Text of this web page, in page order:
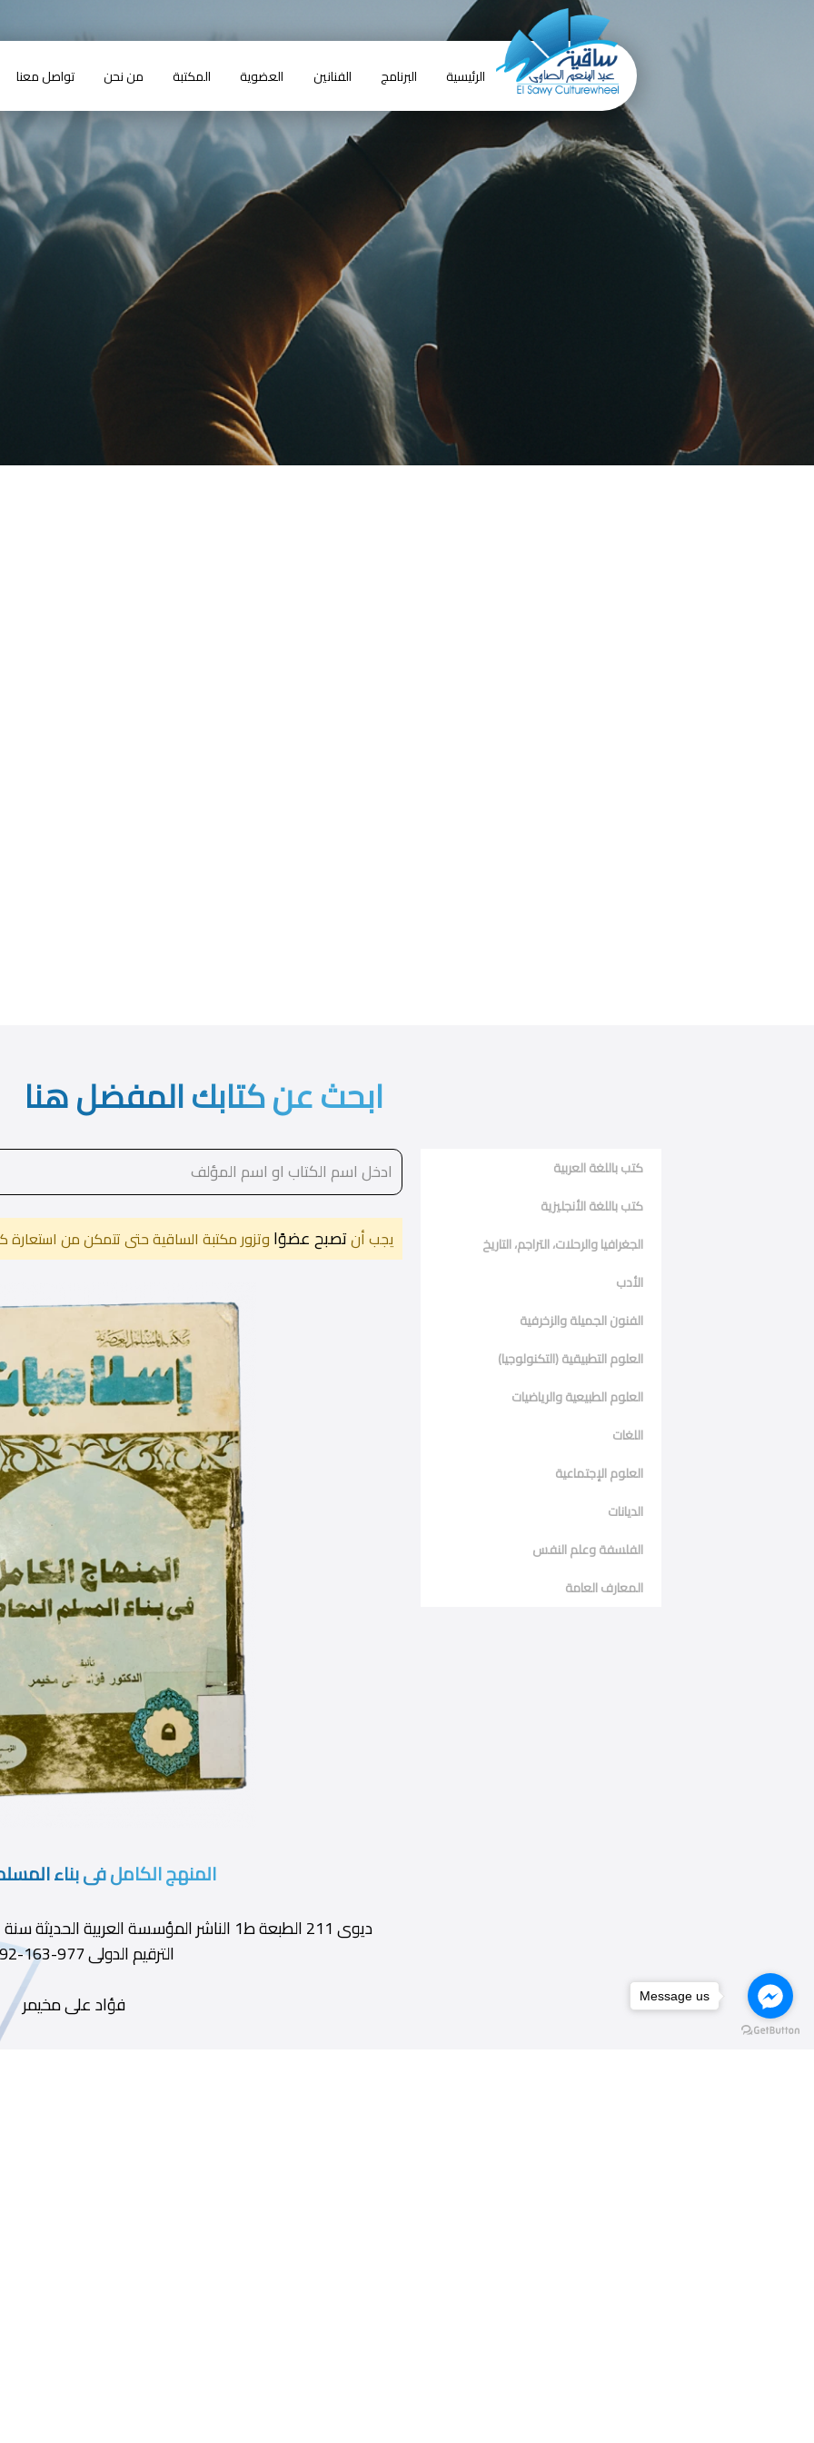
الرئيسية البرنامج الفنانين العضوية المكتبة من نحن تواصل معنا
ابحث عن كتابك المفضل هنا
كتب باللغة العربية
كتب باللغة الأنجليزية
الجغرافيا والرحلات، التراجم، التاريخ
الأدب
الفنون الجميلة والزخرفية
العلوم التطبيقية (التكنولوجيا)
العلوم الطبيعية والرياضيات
اللغات
العلوم الإجتماعية
الديانات
الفلسفة وعلم النفس
المعارف العامة
يجب أنتصبح عضوًا وتزور مكتبة الساقية حتى تتمكن من استعارة
المنهج الكامل فى بناء
الترقيم الدولى 977-163-192-6
فؤاد على مخيمر
Message us